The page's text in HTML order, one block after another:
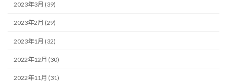
2023年3月 (39)
2023年2月 (29)
2023年1月 (32)
2022年12月 (30)
2022年11月 (31)